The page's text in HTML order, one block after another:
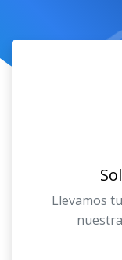
Llevamos